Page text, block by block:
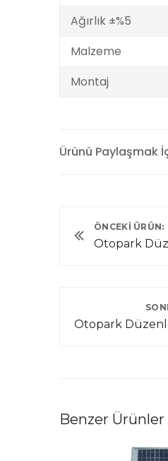
Ağırlık ±%5
Malzeme
Montaj
Ürünü Paylaşmak
ÖNCEKI ÜRÜN:
Benzer Ürünler